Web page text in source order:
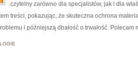
czytelny zarówno dla specjalistów, jak i dla
treści, pokazując, że skuteczna ochrona
i późniejszą dbałość o trwałość. Polecam